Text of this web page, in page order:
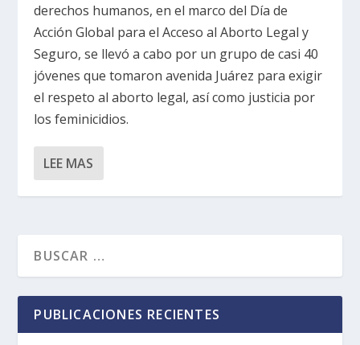
derechos humanos, en el marco del Día de
Acción Global para el Acceso al Aborto Legal y
Seguro, se llevó a cabo por un grupo de casi 40
jóvenes que tomaron avenida Juárez para exigir
el respeto al aborto legal, así como justicia por
los feminicidios.
LEE MAS
PUBLICACIONES RECIENTES